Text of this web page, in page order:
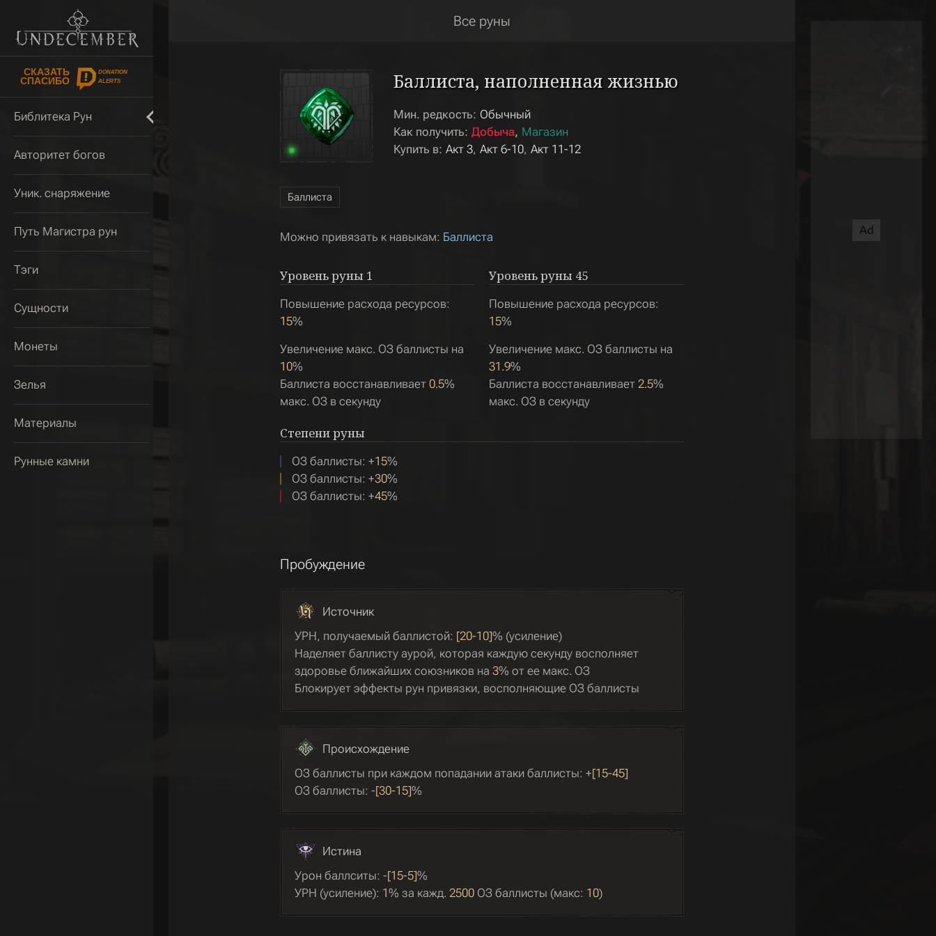
Библитека Рун
Авторитет богов
Уник. снаряжение
Путь Магистра рун
Тэги
Сущности
Монеты
Зелья
Материалы
Рунные камни
СКАЗАТЬ
СПАСИБО
DONATION
ALERTS
Все руны
Баллиста, наполненная жизнью
Мин. редкость: Обычный
Как получить: Добыча Магазин
Купить в: Акт 3 Акт 6-10 Акт 11-12
Баллиста
Можно привязать к навыкам: Баллиста
Уровень руны 1
Повышение расхода ресурсов:
15%
Увеличение макс. ОЗ баллисты на
10%
Баллиста восстанавливает 0.5%
макс. ОЗ в секунду
Уровень руны 45
Повышение расхода ресурсов:
15%
Увеличение макс. ОЗ баллисты на
31.9%
Баллиста восстанавливает 2.5%
макс. ОЗ в секунду
Степени руны
ОЗ баллисты: +15%
ОЗ баллисты: +30%
ОЗ баллисты: +45%
Пробуждение
Источник
УРН, получаемый баллистой: [20-10]% (усиление)
Наделяет баллисту аурой, которая каждую секунду восполняет
здоровье ближайших союзников на 3% от ее макс. ОЗ
Блокирует эффекты рун привязки, восполняющие ОЗ баллисты
Происхождение
ОЗ баллисты при каждом попадании атаки баллисты: +[15-45]
ОЗ баллисты: -[30-15]%
Истина
Урон баллситы: -[15-5]%
УРН (усиление): 1% за кажд. 2500 ОЗ баллисты (макс: 10)